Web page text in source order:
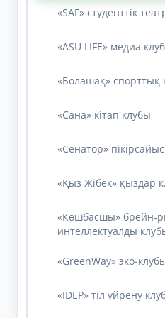
«SAF» студенттік
«ASU LIFE» медиа
«Болашақ» спорттық
«Сана» кітап клубы
«Сенатор»
«Қыз Жібек» қыздар
«Көшбасшы» брейн-
интеллектуалды
«GreenWay» эко-
«IDEP» тіл үйрену